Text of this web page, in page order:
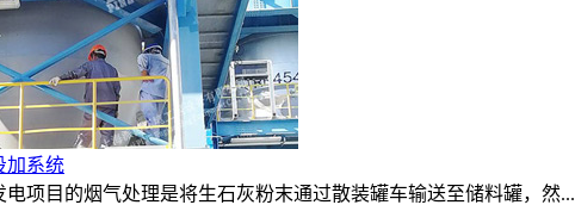
加系统
项目的烟气处理是将生石灰粉末通过散装罐车输送至储料罐，然...